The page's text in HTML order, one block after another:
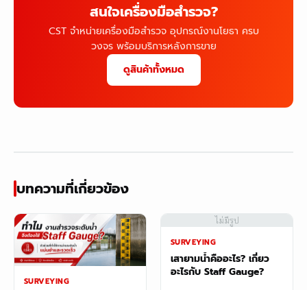
สนใจเครื่องมือสำรวจ?
CST จำหน่ายเครื่องมือสำรวจ อุปกรณ์งานโยธา ครบ
วงจร พร้อมบริการหลังการขาย
ดูสินค้าทั้งหมด
บทความที่เกี่ยวข้อง
SURVEYING
ไม่มีรูป
SURVEYING
เสายามน้ำคืออะไร? เกี่ยว
อะไรกับ Staff Gauge?